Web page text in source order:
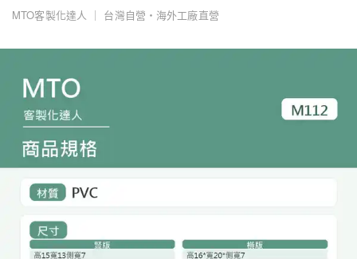
MTO客製化達人 ｜ 台灣自營・海外工廠直營